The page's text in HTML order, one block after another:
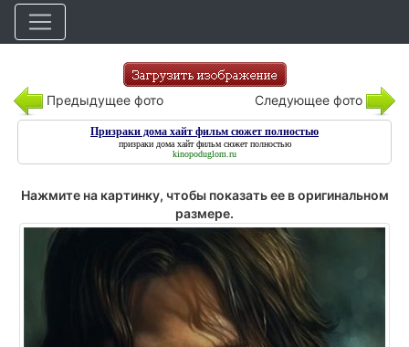
Предыдущее фото Следующее фото
Призраки дома хайт фильм сюжет полностью
призраки дома хайт фильм сюжет полностью
kinopoduglom.ru
Нажмите на картинку, чтобы показать ее в оригинальном
размере.